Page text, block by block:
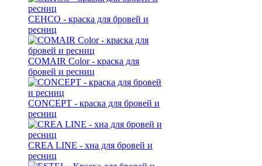
CEHCO - краска для бровей и
ресниц
COMAIR Color - краска для
бровей и ресниц
CONCEPT - краска для бровей и
ресниц
CREA LINE - хна для бровей и
ресниц